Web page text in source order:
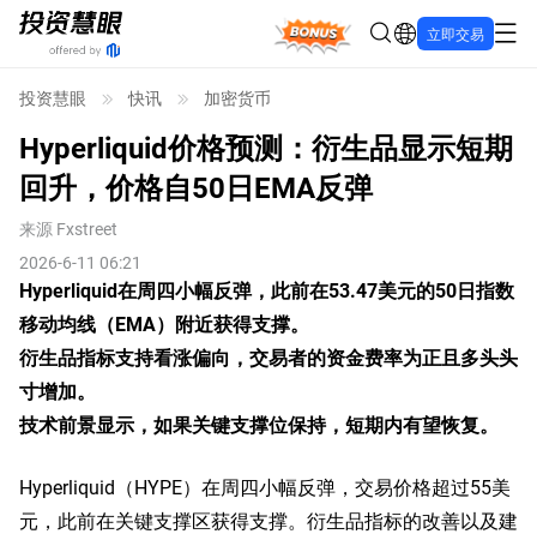
Bonus 立即交易
投资慧眼 快讯 加密货币
Hyperliquid价格预测：衍生品显示短期
回升，价格自50日EMA反弹
来源 Fxstreet
2026-6-11 06:21
Hyperliquid在周四小幅反弹，此前在53.47美元的50日指数
移动均线（EMA）附近获得支撑。
衍生品指标支持看涨偏向，交易者的资金费率为正且多头头
寸增加。
技术前景显示，如果关键支撑位保持，短期内有望恢复。
Hyperliquid（HYPE）在周四小幅反弹，交易价格超过55美
元，此前在关键支撑区获得支撑。衍生品指标的改善以及建